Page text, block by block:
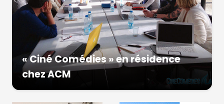
« Ciné Comédies » en résidence
chez ACM